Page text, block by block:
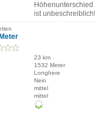
ist unbeschreiblich!
23 km
1532 Meter
Longhere
Nein
mittel
mittel